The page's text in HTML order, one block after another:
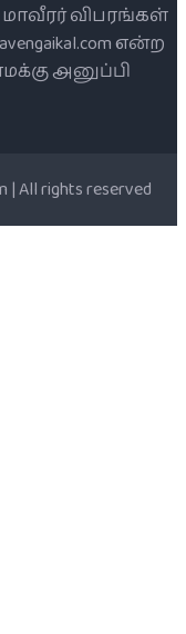
விபரங்கள்
என்ற
அனுப்பி
| All rights reserved